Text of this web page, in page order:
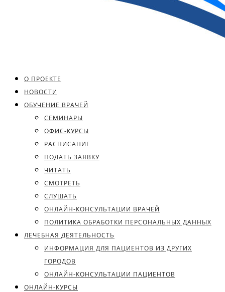
О ПРОЕКТЕ
НОВОСТИ
ОБУЧЕНИЕ ВРАЧЕЙ
СЕМИНАРЫ
ОФИС-КУРСЫ
РАСПИСАНИЕ
ПОДАТЬ ЗАЯВКУ
ЧИТАТЬ
СМОТРЕТЬ
СЛУШАТЬ
ОНЛАЙН-КОНСУЛЬТАЦИИ ВРАЧЕЙ
ПОЛИТИКА ОБРАБОТКИ ПЕРСОНАЛЬНЫХ ДАННЫХ
ЛЕЧЕБНАЯ ДЕЯТЕЛЬНОСТЬ
ИНФОРМАЦИЯ ДЛЯ ПАЦИЕНТОВ ИЗ ДРУГИХ
ГОРОДОВ
ОНЛАЙН-КОНСУЛЬТАЦИИ ПАЦИЕНТОВ
ОНЛАЙН-КУРСЫ